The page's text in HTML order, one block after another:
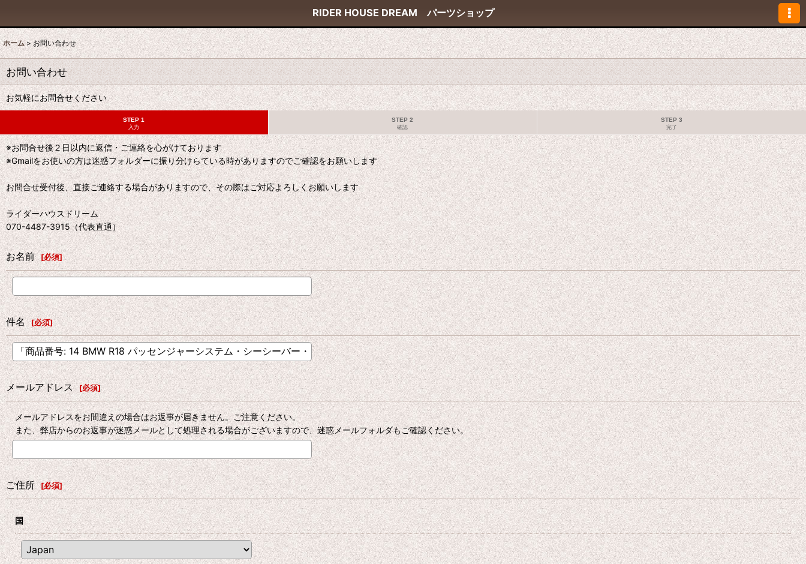
RIDER HOUSE DREAM パーツショップ
ホーム > お問い合わせ
お問い合わせ
お気軽にお問合せください
STEP 1
入力
STEP 2
確認
STEP 3
完了
※お問合せ後２日以内に返信・ご連絡を心がけております
※Gmailをお使いの方は迷惑フォルダーに振り分けらている時がありますのでご確認をお願いします
お問合せ受付後、直接ご連絡する場合がありますので、その際はご対応よろしくお願いします
ライダーハウスドリーム
070-4487-3915（代表直通）
お名前 [必須]
件名 [必須]
メールアドレス [必須]
メールアドレスをお間違えの場合はお返事が届きません。ご注意ください。
また、弊店からのお返事が迷惑メールとして処理される場合がございますので、迷惑メールフォルダもご確認ください。
ご住所 [必須]
国